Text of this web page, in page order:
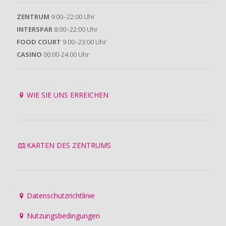
ZENTRUM 9:00–22:00 Uhr
INTERSPAR 8:00–22:00 Uhr
FOOD COURT 9:00–23:00 Uhr
CASINO 00:00-24:00 Uhr
WIE SIE UNS ERREICHEN
KARTEN DES ZENTRUMS
Datenschutzrichtlinie
Nutzungsbedingungen